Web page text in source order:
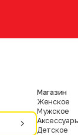
Магазин
Женское
Мужское
Детское